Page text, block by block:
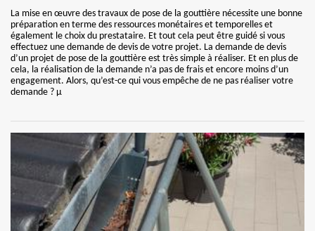
La mise en œuvre des travaux de pose de la gouttière nécessite une bonne
préparation en terme des ressources monétaires et temporelles et
également le choix du prestataire. Et tout cela peut être guidé si vous
effectuez une demande de devis de votre projet. La demande de devis
d’un projet de pose de la gouttière est très simple à réaliser. Et en plus de
cela, la réalisation de la demande n’a pas de frais et encore moins d’un
engagement. Alors, qu’est-ce qui vous empêche de ne pas réaliser votre
demande ? µ